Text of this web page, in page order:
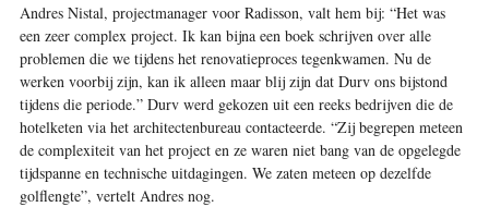
Andres Nistal, projectmanager voor Radisson, valt hem bij: “Het was
een zeer complex project. Ik kan bijna een boek schrijven over alle
problemen die we tijdens het renovatieproces tegenkwamen. Nu de
werken voorbij zijn, kan ik alleen maar blij zijn dat Durv ons bijstond
tijdens die periode.” Durv werd gekozen uit een reeks bedrijven die de
hotelketen via het architectenbureau contacteerde. “Zij begrepen meteen
de complexiteit van het project en ze waren niet bang van de opgelegde
tijdspanne en technische uitdagingen. We zaten meteen op dezelfde
golflengte”, vertelt Andres nog.